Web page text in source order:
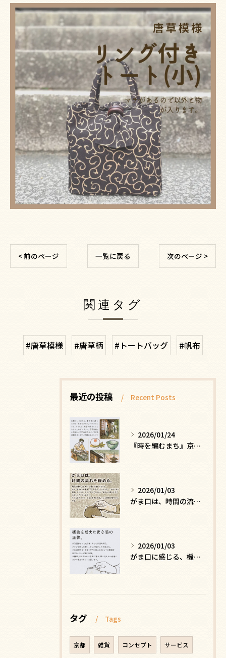
< 前のページ 一覧に戻る 次のページ >
関連タグ
#唐草模様 #唐草柄 #トートバッグ #帆布
最近の投稿 Recent Posts
2026/01/24
『時を編むまち』京都ー日常にひそむ、静かな贅沢
2026/01/03
がま口は、時間の流れを緩める
2026/01/03
がま口に感じる、機能を超えた安心感の正体
タグ Tags
京都 雑貨 コンセプト サービス